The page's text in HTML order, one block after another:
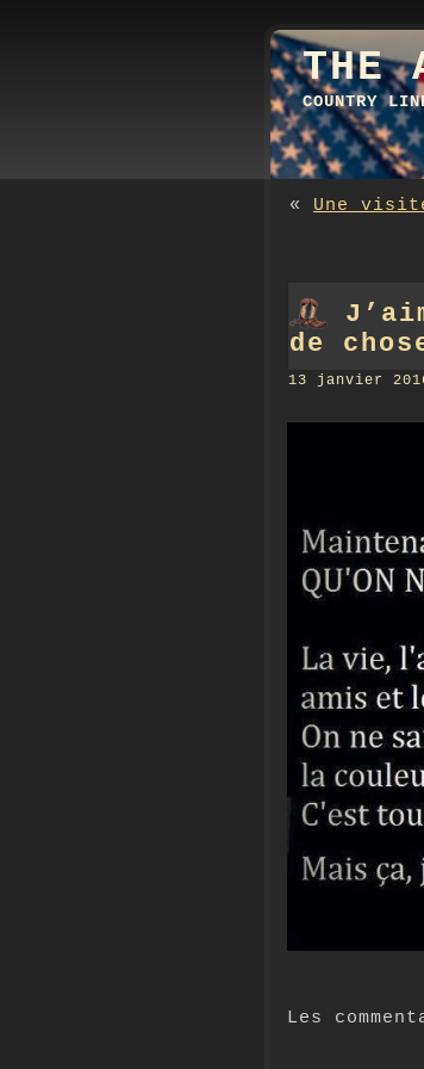
THE
COUNTRY
« Une
de
13 janvier
Les